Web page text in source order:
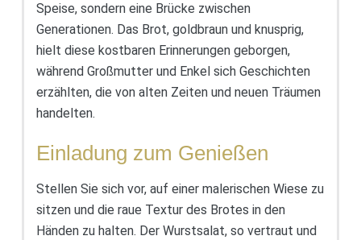
Speise, sondern eine Brücke zwischen
Generationen. Das Brot, goldbraun und knusprig,
hielt diese kostbaren Erinnerungen geborgen,
während Großmutter und Enkel sich Geschichten
erzählten, die von alten Zeiten und neuen Träumen
handelten.
Einladung zum Genießen
Stellen Sie sich vor, auf einer malerischen Wiese zu
sitzen und die raue Textur des Brotes in den
Händen zu halten. Der Wurstsalat, so vertraut und